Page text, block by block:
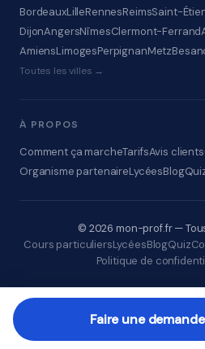
Faire une
BordeauxLilleRennesReimsSaint-
DijonAngersNîmesClermont-Ferrand
AmiensLimogesPerpignanMetz
Toutes les villes →
À PROPOS
Comment ça marcheTarifsAvis clients
Organisme partenaireLycéesBlog
© 2026 mon-prof.fr —
Cours particuliersLycéesBlogQuiz
Politique de